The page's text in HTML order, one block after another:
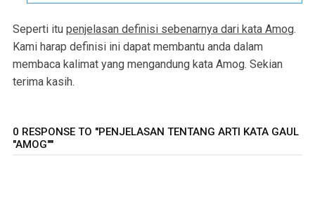
Seperti itu penjelasan definisi sebenarnya dari kata Amog.
Kami harap definisi ini dapat membantu anda dalam
membaca kalimat yang mengandung kata Amog. Sekian
terima kasih.
0 RESPONSE TO "PENJELASAN TENTANG ARTI KATA GAUL
"AMOG""